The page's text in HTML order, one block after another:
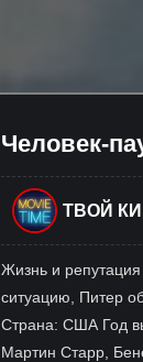
Человек-
ТВОЙ
Жизнь и
ситуацию, Питер
Страна: США Год
Мартин Старр,